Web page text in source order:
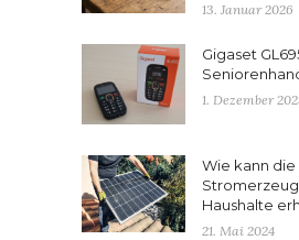
13. Januar 2026
Gigaset
1. Dezember
Wie kann die
Haushalte
21. Mai 2024